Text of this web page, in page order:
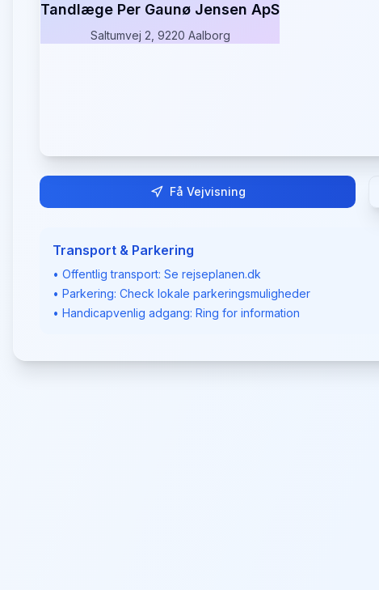
Tandlæge Per Gaunø Jensen ApS
Saltumvej 2, 9220 Aalborg
Få Vejvisning
Transport & Parkering
• Offentlig transport: Se rejseplanen.dk
• Parkering: Check lokale parkeringsmuligheder
• Handicapvenlig adgang: Ring for information